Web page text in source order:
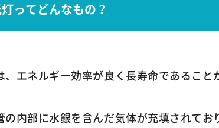
ってどんなもの？
、エネルギー効率が良く長寿命であること
の内部に水銀を含んだ気体が充填されて